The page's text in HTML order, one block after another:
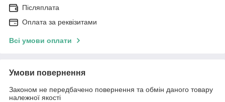
Післяплата
Оплата за реквізитами
Всі умови оплати
Умови повернення
Законом не передбачено повернення та обмін даного товару
належної якості